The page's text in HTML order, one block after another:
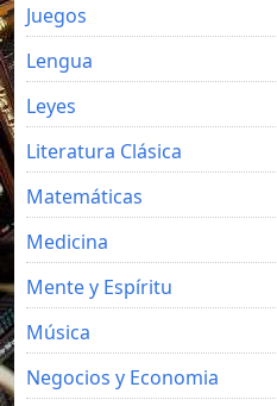
Juegos
Lengua
Leyes
Literatura Clásica
Matemáticas
Medicina
Mente y Espíritu
Música
Negocios y Economia